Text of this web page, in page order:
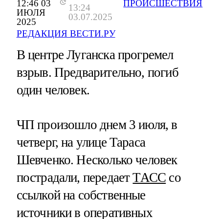
12:46 03
ИЮЛЯ
2025
13:24
03.07.2025
РЕДАКЦИЯ ВЕСТИ.РУ
ПРОИСШЕСТВИЯ
В центре Луганска прогремел
взрыв. Предварительно, погиб
один человек.
ЧП произошло днем 3 июля, в
четверг, на улице Тараса
Шевченко. Несколько человек
пострадали, передаетТАСС со
ссылкой на собственные
источники в оперативных